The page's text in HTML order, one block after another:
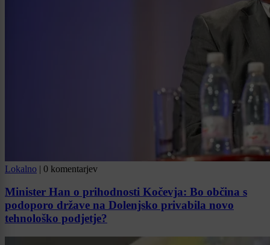
Lokalno | 0 komentarjev
Minister Han o prihodnosti Kočevja: Bo občina s
podoporo države na Dolenjsko privabila novo
tehnološko podjetje?